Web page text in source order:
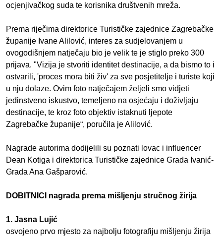
ocjenjivačkog suda te korisnika društvenih mreža.
Prema riječima direktorice Turističke zajednice Zagrebačke
županije Ivane Alilović, interes za sudjelovanjem u
ovogodišnjem natječaju bio je velik te je stiglo preko 300
prijava. "Vizija je stvoriti identitet destinacije, a da bismo to i
ostvarili, 'proces mora biti živ' za sve posjetitelje i turiste koji
u nju dolaze. Ovim foto natječajem željeli smo vidjeti
jedinstveno iskustvo, temeljeno na osjećaju i doživljaju
destinacije, te kroz foto objektiv istaknuti ljepote
Zagrebačke županije“, poručila je Alilović.
Nagrade autorima dodijelili su poznati lovac i influencer
Dean Kotiga i direktorica Turističke zajednice Grada Ivanić-
Grada Ana Gašparović.
DOBITNICI nagrada prema mišljenju stručnog žirija
1. Jasna Lujić
osvojeno prvo mjesto za najbolju fotografiju mišljenju žirija